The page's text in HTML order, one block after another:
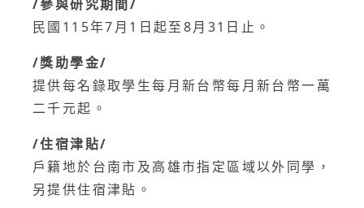
/參與研究期間/
民國115年7月1日起至8月31日止。
/獎助學金/
提供每名錄取學生每月新台幣每月新台幣一萬
二千元起。
/住宿津貼/
戶籍地於台南市及高雄市指定區域以外同學，
另提供住宿津貼。